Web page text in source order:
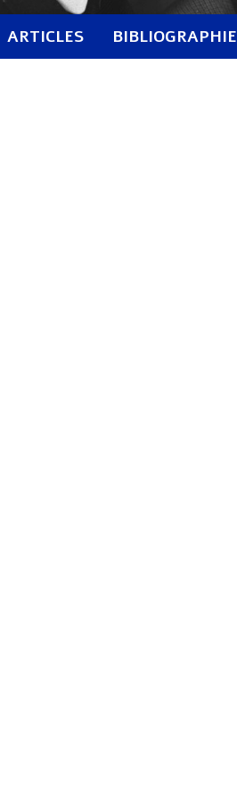
ARTICLES BIBLIOGRAPHIE